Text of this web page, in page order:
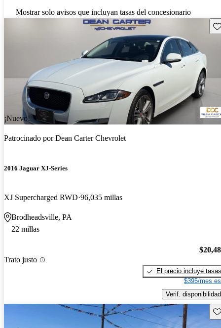
Mostrar solo avisos que incluyan tasas del concesionario
¡Nuevo!
Patrocinado porDean Carter Chevrolet
2016 Jaguar XJ-Series
XJ Supercharged RWD 96,035 millas
Brodheadsville, PA
22 millas
Trato justo
El precio incluye tasas
$395/mes
Verif. disponibilidad